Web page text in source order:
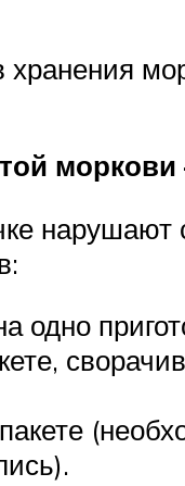
нарушают
одно